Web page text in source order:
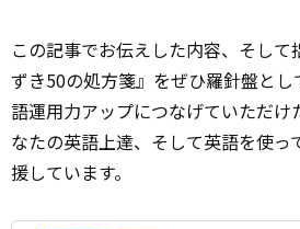
この記事でお伝えした内容、そして
ずき50の処方箋』をぜひ羅針盤と
語運用力アップにつなげていただけ
なたの英語上達、そして英語を使っ
援しています。